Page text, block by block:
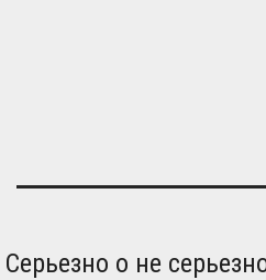
Серьезно о не